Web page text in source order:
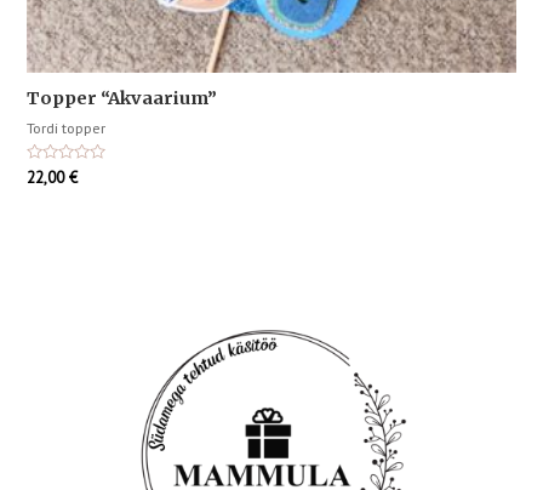
Topper “Akvaarium”
Tordi topper
Hinnanguga
22,00€